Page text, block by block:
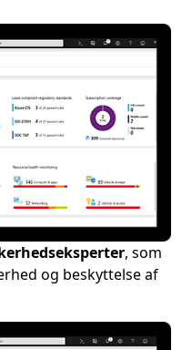
, som
og beskyttelse af